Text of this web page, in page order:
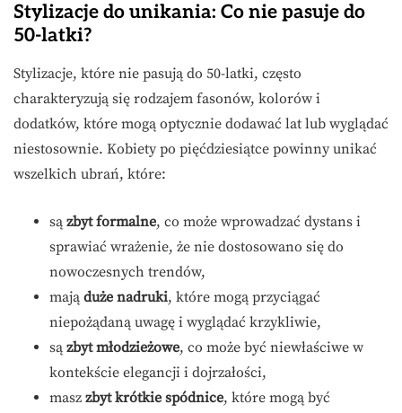
Stylizacje do unikania: Co nie pasuje do
50-latki?
Stylizacje, które nie pasują do 50-latki, często
charakteryzują się rodzajem fasonów, kolorów i
dodatków, które mogą optycznie dodawać lat lub wyglądać
niestosownie. Kobiety po pięćdziesiątce powinny unikać
wszelkich ubrań, które:
są zbyt formalne, co może wprowadzać dystans i
sprawiać wrażenie, że nie dostosowano się do
nowoczesnych trendów,
mają duże nadruki, które mogą przyciągać
niepożądaną uwagę i wyglądać krzykliwie,
są zbyt młodzieżowe, co może być niewłaściwe w
kontekście elegancji i dojrzałości,
masz zbyt krótkie spódnice, które mogą być